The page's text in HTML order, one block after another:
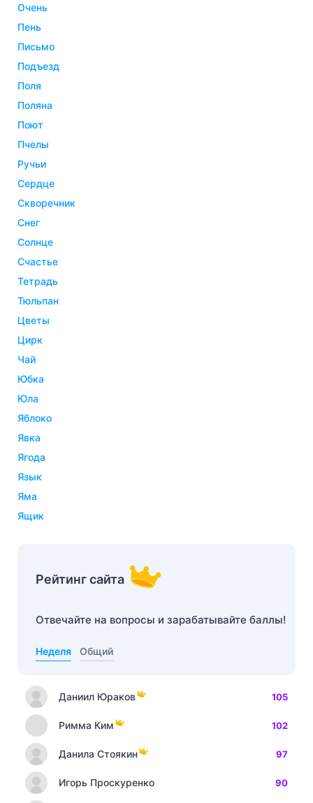
очень
пень
письмо
подъезд
поля
поляна
поют
пчелы
ручьи
сердце
скворечник
снег
солнце
счастье
тетрадь
тюльпан
цветы
цирк
чай
юбка
юла
яблоко
явка
ягода
язык
яма
ящик
Рейтинг сайта
Отвечайте на вопросы и зарабатывайте баллы!
Неделя Общий
Даниил Юраков 105
Римма Ким 102
Данила Стоякин 97
Игорь Проскуренко 90